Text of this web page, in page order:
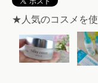
★人気のコスメを